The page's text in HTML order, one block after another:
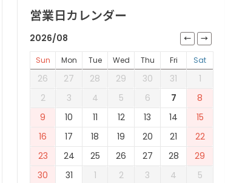
営業日カレンダー
2026/08
Sun Mon Tue Wed Thu Fri Sat
26 27 28 29 30 31
1
2
3 4 5 6 7
8
9
10 11 12 13 14
15
16
17 18 19 20 21
22
23
24 25 26 27 28
29
30
31 1 2 3 4 5